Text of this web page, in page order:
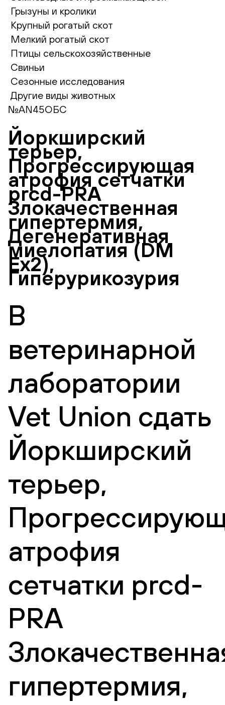
Грызуны и кролики
Крупный рогатый скот
Мелкий рогатый скот
Птицы сельскохозяйственные
Свиньи
Сезонные исследования
Другие виды животных
№AN45ОБС
Йоркширский
терьер,
Прогрессирующая
атрофия сетчатки
prcd-PRA
Злокачественная
гипертермия,
Дегенеративная
миелопатия (DM
Ex2),
Гиперурикозурия
В
ветеринарной
лаборатории
Vet Union сдать
Йоркширский
терьер,
атрофия
сетчатки prcd-
PRA
гипертермия,